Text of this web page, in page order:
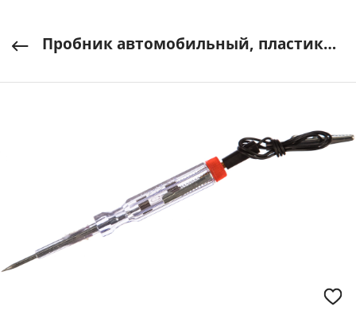
Пробник автомобильный, пластиковый корпус 6-24 В КУРС арт. 56540